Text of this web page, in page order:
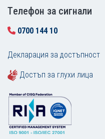
Tелефон за сигнали
0700 144 10
Декларация за достъпност
Достъп за глухи лица